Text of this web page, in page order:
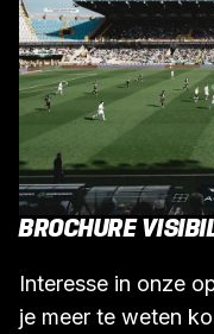
BROCHURE
Interesse in onze
je meer te weten